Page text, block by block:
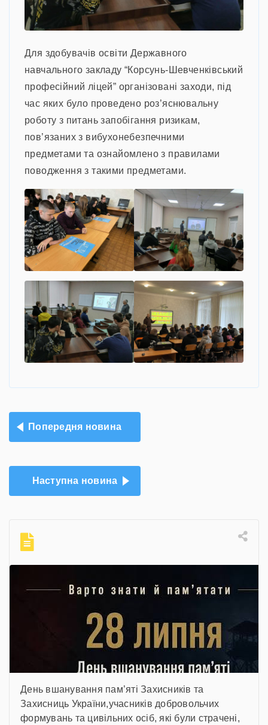
Для здобувачів освіти Державного
навчального закладу “Корсунь-Шевченківський
професійний ліцей” організовані заходи, під
час яких було проведено роз’яснювальну
роботу з питань запобігання ризикам,
пов’язаних з вибухонебезпечними
предметами та ознайомлено з правилами
поводження з такими предметами.
Навігація
записів
Попередня новина
Наступна новина
День вшанування пам’яті Захисників та
Захисниць України,учасників добровольчих
формувань та цивільних осіб, які були страчені,